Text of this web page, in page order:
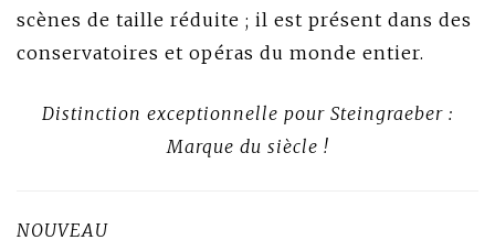
scènes de taille réduite ; il est présent dans des
conservatoires et opéras du monde entier.
Distinction exceptionnelle pour Steingraeber :
Marque du siècle !
NOUVEAU